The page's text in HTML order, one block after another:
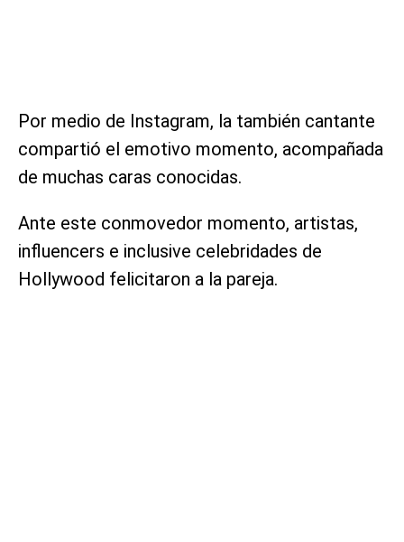
Por medio de Instagram, la también cantante
compartió el emotivo momento, acompañada
de muchas caras conocidas.
Ante este conmovedor momento, artistas,
influencers e inclusive celebridades de
Hollywood felicitaron a la pareja.